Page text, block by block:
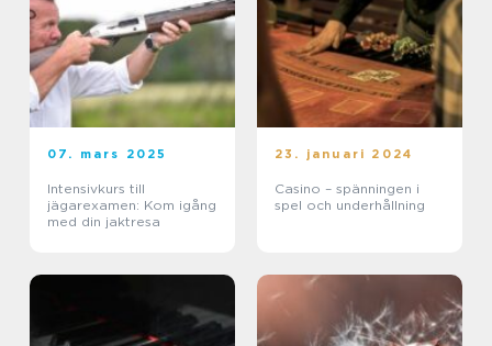
07. mars 2025
Intensivkurs till
jägarexamen: Kom igång
med din jaktresa
23. januari 2024
Casino – spänningen i
spel och underhållning